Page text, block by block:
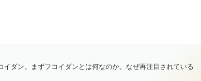
イダン。まずフコイダンとは何なのか。なぜ再注目されている